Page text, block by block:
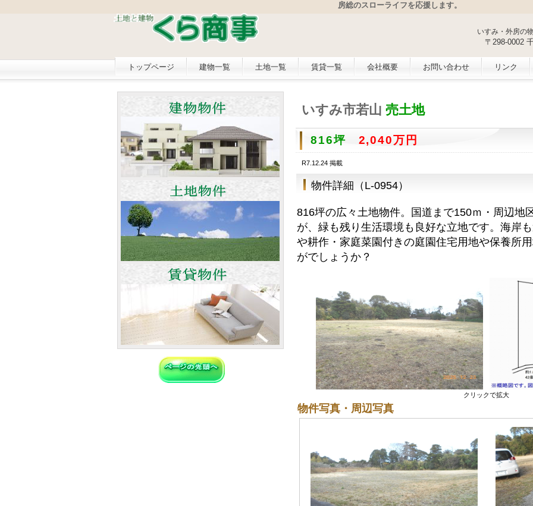
房総のスローライフを応援します。
いすみ・外房の
〒298-0002
いすみ市若山 売土地
816坪 2,040万円
R7.12.24 掲載
物件詳細（L-0954）
816坪の広々土地物件。国道まで150ｍ・周辺地
が、緑も残り生活環境も良好な立地です。海岸
や耕作・家庭菜園付きの庭園住宅用地や保養所
がでしょうか？
クリックで拡大
物件写真・周辺写真
トップページ 建物一覧 土地一覧 賃貸一覧 会社概要 お問い合わせ リンク